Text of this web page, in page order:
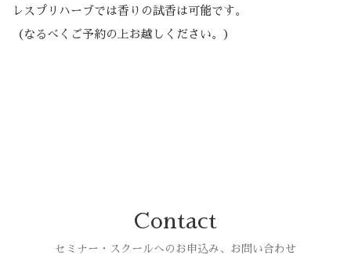
レスプリハーブでは香りの試香は可能です。
（なるべくご予約の上お越しください。）
Contact
セミナー・スクールへのお申込み、お問い合わせ